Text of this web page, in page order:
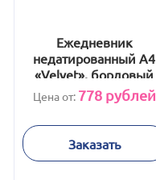
Ежедневник
недатированный А4
«Velvet», бордовый
Цена от: 778рублей
Заказать